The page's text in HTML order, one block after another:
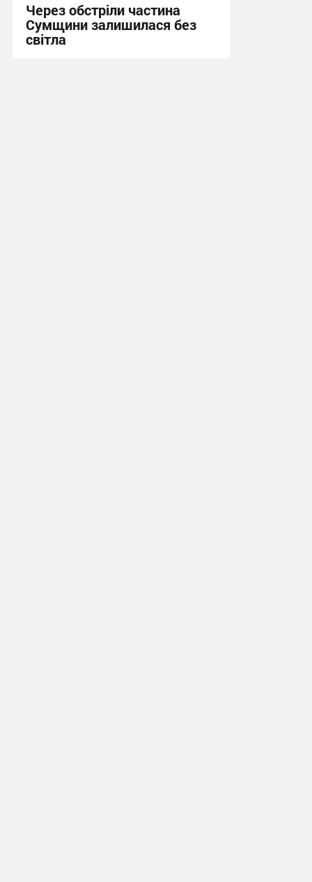
Через обстріли частина
Сумщини залишилася без
світла